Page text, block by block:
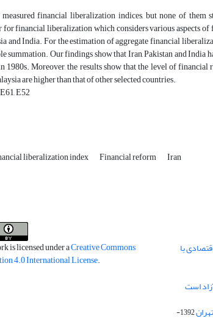
financial liberalization indices, but none of
financial liberalization which considers various aspects
and India. For the estimation of aggregate financial
summation. Our findings show that Iran, Pakistan and
1980s. Moreover, the results show that the level of
are higher than that of other selected countries.
E52
liberalization index Financial reform Iran
با
است
1392-
is licensed under aCreative Commons
4.0 International License.